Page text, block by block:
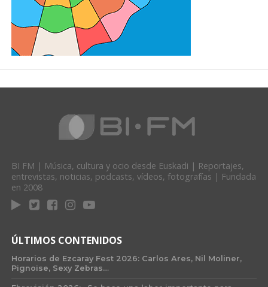
BI FM | Música, cultura y ocio desde Euskadi | Reportajes,
entrevistas, noticias, podcasts, vídeos, fotografías | Fundada
en 2008
ÚLTIMOS CONTENIDOS
Horarios de Ezcaray Fest 2026: Carlos Ares, Nil Moliner,
Pignoise, Sexy Zebras…